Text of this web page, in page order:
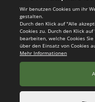
Teamsports 2
Dein Sportverein online